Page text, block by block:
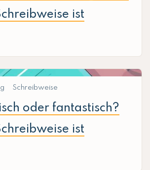
ist
Schreibweise
oder fantastisch?
ist